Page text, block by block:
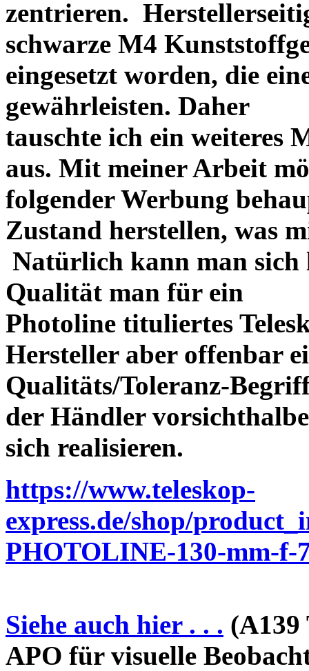
zentrieren.
schwarze M4
eingesetzt worden, die
gewährleisten. Daher
tauschte ich ein weiteres
aus. Mit meiner Arbeit
folgender Werbung
Zustand herstellen, was
Natürlich kann man sich
Qualität man für ein
Photoline tituliertes
Hersteller aber offenbar
Qualitäts/Toleranz-
der Händler
sich realisieren.
https://www.teleskop-
express.de/shop/
PHOTOLINE-130-mm-f-
Siehe auch hier . . . (A139
APO für visuelle